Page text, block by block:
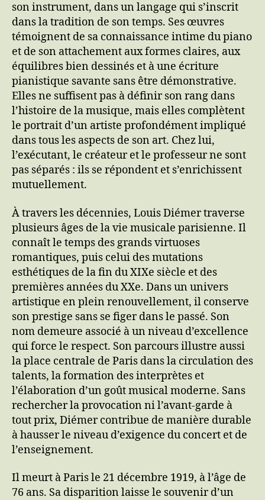
son instrument, dans un langage qui s’inscrit
dans la tradition de son temps. Ses œuvres
témoignent de sa connaissance intime du piano
et de son attachement aux formes claires, aux
équilibres bien dessinés et à une écriture
pianistique savante sans être démonstrative.
Elles ne suffisent pas à définir son rang dans
l’histoire de la musique, mais elles complètent
le portrait d’un artiste profondément impliqué
dans tous les aspects de son art. Chez lui,
l’exécutant, le créateur et le professeur ne sont
pas séparés : ils se répondent et s’enrichissent
mutuellement.
À travers les décennies, Louis Diémer traverse
plusieurs âges de la vie musicale parisienne. Il
connaît le temps des grands virtuoses
romantiques, puis celui des mutations
esthétiques de la fin du XIXe siècle et des
premières années du XXe. Dans un univers
artistique en plein renouvellement, il conserve
son prestige sans se figer dans le passé. Son
nom demeure associé à un niveau d’excellence
qui force le respect. Son parcours illustre aussi
la place centrale de Paris dans la circulation des
talents, la formation des interprètes et
l’élaboration d’un goût musical moderne. Sans
rechercher la provocation ni l’avant-garde à
tout prix, Diémer contribue de manière durable
à hausser le niveau d’exigence du concert et de
l’enseignement.
Il meurt à Paris le 21 décembre 1919, à l’âge de
76 ans. Sa disparition laisse le souvenir d’un